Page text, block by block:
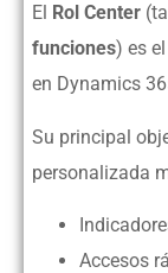
El Rol Center
funciones) es
en Dynamics
Su principal
personalizada
Accesos